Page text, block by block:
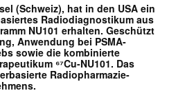
(Schweiz), hat in den USA ein
Radiodiagnostikum aus
NU101 erhalten. Geschützt
Anwendung bei PSMA-
sowie die kombinierte
⁶⁷Cu-NU101. Das
Radiopharmazie-